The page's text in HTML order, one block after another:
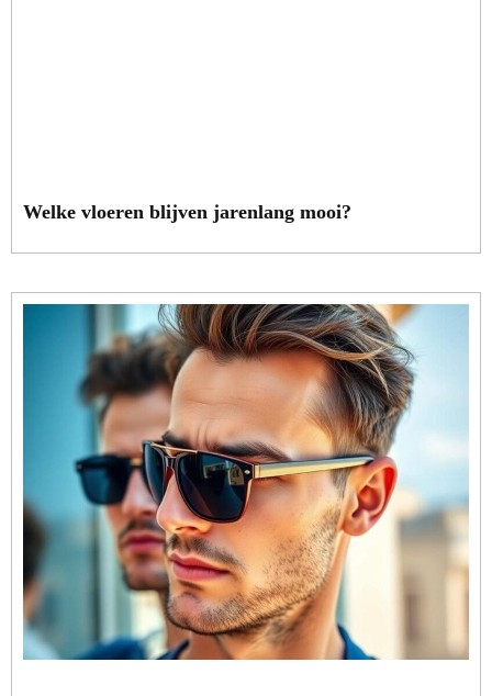
Welke vloeren blijven jarenlang mooi?